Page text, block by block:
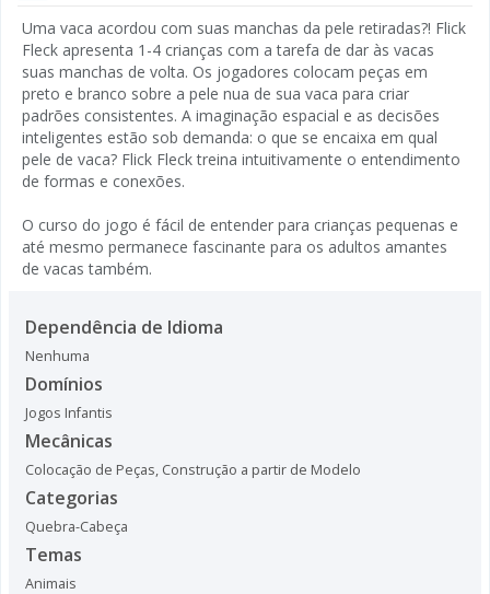
Uma vaca acordou com suas manchas da pele retiradas?! Flick
Fleck apresenta 1-4 crianças com a tarefa de dar às vacas
suas manchas de volta. Os jogadores colocam peças em
preto e branco sobre a pele nua de sua vaca para criar
padrões consistentes. A imaginação espacial e as decisões
inteligentes estão sob demanda: o que se encaixa em qual
pele de vaca? Flick Fleck treina intuitivamente o entendimento
de formas e conexões.
O curso do jogo é fácil de entender para crianças pequenas e
até mesmo permanece fascinante para os adultos amantes
de vacas também.
Dependência de Idioma
Nenhuma
Domínios
Jogos Infantis
Mecânicas
Colocação de Peças, Construção a partir de Modelo
Categorias
Quebra-Cabeça
Temas
Animais